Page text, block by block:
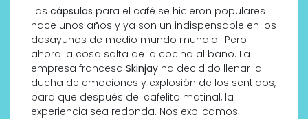
Las cápsulas para el café se hicieron populares
hace unos años y ya son un indispensable en los
desayunos de medio mundo mundial. Pero
ahora la cosa salta de la cocina al baño. La
empresa francesa Skinjay ha decidido llenar la
ducha de emociones y explosión de los sentidos,
para que después del cafelito matinal, la
experiencia sea redonda. Nos explicamos.